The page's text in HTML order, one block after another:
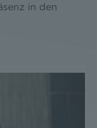
in den